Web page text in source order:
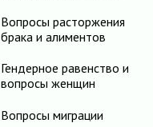
Вопросы расторжения
брака и алиментов
Гендерное равенство и
вопросы женщин
Вопросы миграции